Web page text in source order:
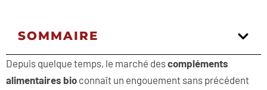
SOMMAIRE
Depuis quelque temps, le marché descompléments
alimentaires bio connaît un engouement sans précédent